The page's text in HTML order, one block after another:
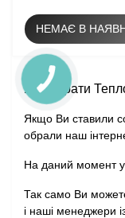
НЕМАЄ В
Як вибрати
Якщо Ви ставили
обрали наш
На даний момент
Так само Ви
і наші менеджери